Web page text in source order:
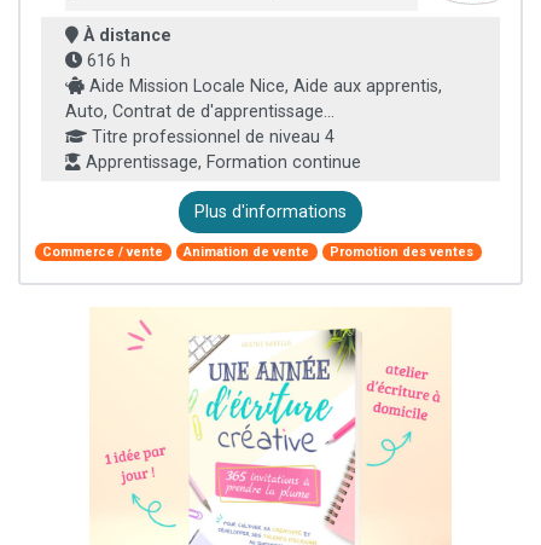
À distance
616 h
Aide Mission Locale Nice, Aide aux apprentis,
Auto, Contrat de d'apprentissage...
Titre professionnel de niveau 4
Apprentissage, Formation continue
Plus d'informations
Commerce / vente Animation de vente Promotion des ventes